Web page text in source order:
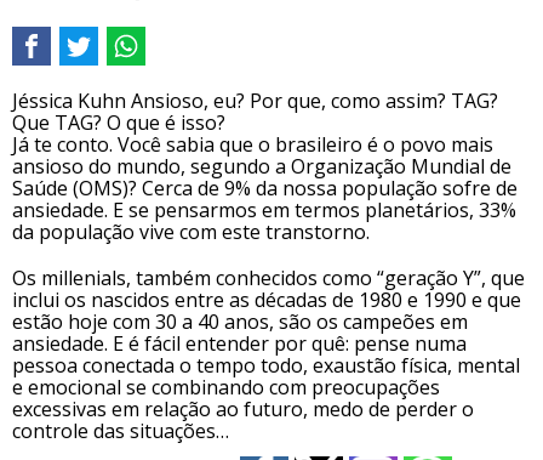
Jéssica Kuhn Ansioso, eu? Por que, como assim? TAG?
Que TAG? O que é isso?
Já te conto. Você sabia que o brasileiro é o povo mais
ansioso do mundo, segundo a Organização Mundial de
Saúde (OMS)? Cerca de 9% da nossa população sofre de
ansiedade. E se pensarmos em termos planetários, 33%
da população vive com este transtorno.
Os millenials, também conhecidos como “geração Y”, que
inclui os nascidos entre as décadas de 1980 e 1990 e que
estão hoje com 30 a 40 anos, são os campeões em
ansiedade. E é fácil entender por quê: pense numa
pessoa conectada o tempo todo, exaustão física, mental
e emocional se combinando com preocupações
excessivas em relação ao futuro, medo de perder o
controle das situações…